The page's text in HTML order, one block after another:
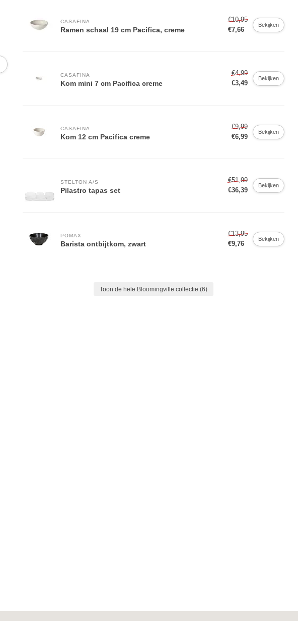
CASAFINA
Ramen schaal 19 cm Pacifica, creme
€10,95
€7,66
Bekijken
CASAFINA
Kom mini 7 cm Pacifica creme
€4,99
€3,49
Bekijken
CASAFINA
Kom 12 cm Pacifica creme
€9,99
€6,99
Bekijken
STELTON A/S
Pilastro tapas set
€51,99
€36,39
Bekijken
POMAX
Barista ontbijtkom, zwart
€13,95
€9,76
Bekijken
Toon de hele Bloomingville collectie (6)